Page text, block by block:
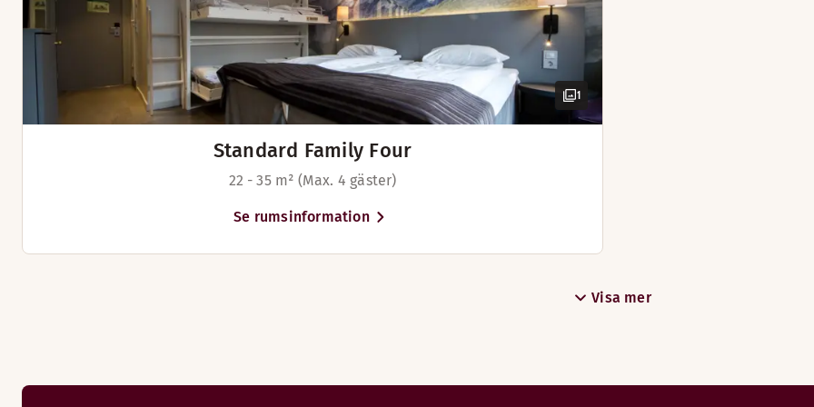
1
Standard Family Four
22 - 35 m² (Max. 4 gäster)
Se rumsinformation
Visa mer
Skrivbord
Sittgrupp (tillgänglig i vissa rum)
Sängalternativ
I mån av tillgänglighet